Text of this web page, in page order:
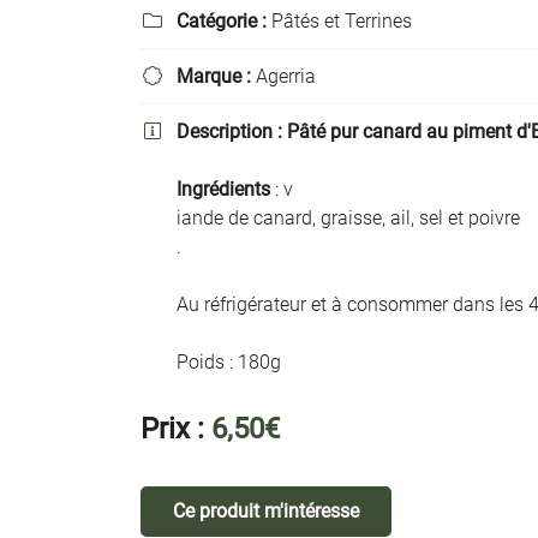
Recopier le code ci-contre
Rafraîchir le captcha
En cochant cette case, vous consentez à recevoir nos propositions
l'adresse email indiqué ci-dessus. Vous pouvez vous désinscrire à tout
Inscription
 Catégorie : Pâtés et Terrines
 Marque : Agerria
 Description : Pâté pur canard au piment
Ingrédients : v
iande de canard, graisse, ail, sel et poivre
.
Au réfrigérateur et à consommer dans les
Poids : 180g
Prix : 6,50€
Ce produit m'intéresse